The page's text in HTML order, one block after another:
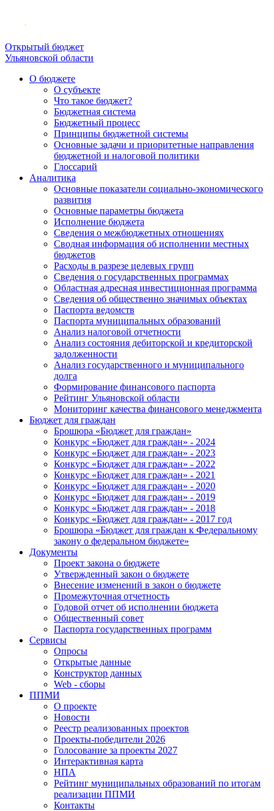
Открытый бюджет
Ульяновской области
О бюджете
О субъекте
Что такое бюджет?
Бюджетная система
Бюджетный процесс
Принципы бюджетной системы
Основные задачи и приоритетные направления
бюджетной и налоговой политики
Глоссарий
Аналитика
Основные показатели социально-экономического
развития
Основные параметры бюджета
Исполнение бюджета
Сведения о межбюджетных отношениях
Сводная информация об исполнении местных
бюджетов
Расходы в разрезе целевых групп
Сведения о государственных программах
Областная адресная инвестиционная программа
Сведения об общественно значимых объектах
Паспорта ведомств
Паспорта муниципальных образований
Анализ налоговой отчетности
Анализ состояния дебиторской и кредиторской
задолженности
Анализ государственного и муниципального
долга
Формирование финансового паспорта
Рейтинг Ульяновской области
Мониторинг качества финансового менеджмента
Бюджет для граждан
Брошюра «Бюджет для граждан»
Конкурс «Бюджет для граждан» - 2024
Конкурс «Бюджет для граждан» - 2023
Конкурс «Бюджет для граждан» - 2022
Конкурс «Бюджет для граждан» - 2021
Конкурс «Бюджет для граждан» - 2020
Конкурс «Бюджет для граждан» - 2019
Конкурс «Бюджет для граждан» - 2018
Конкурс «Бюджет для граждан» - 2017 год
Брошюра «Бюджет для граждан к Федеральному
закону о федеральном бюджете»
Документы
Проект закона о бюджете
Утвержденный закон о бюджете
Внесение изменений в закон о бюджете
Промежуточная отчетность
Годовой отчет об исполнении бюджета
Общественный совет
Паспорта государственных программ
Сервисы
Опросы
Открытые данные
Конструктор данных
Web - сборы
ППМИ
О проекте
Новости
Реестр реализованных проектов
Проекты-победители 2026
Голосование за проекты 2027
Интерактивная карта
НПА
Рейтинг муниципальных образований по итогам
реализации ППМИ
Контакты